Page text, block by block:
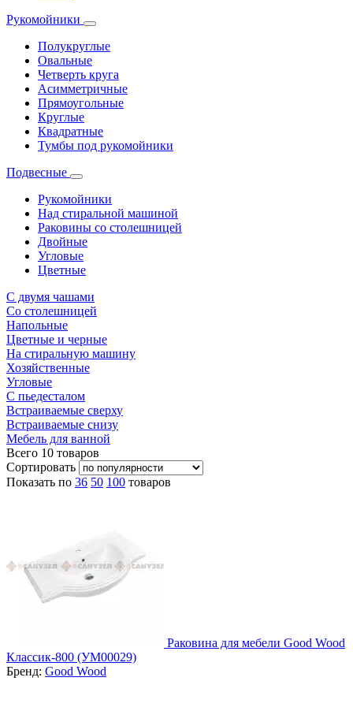
Рукомойники
Полукруглые
Овальные
Четверть круга
Асимметричные
Прямоугольные
Круглые
Квадратные
Тумбы под рукомойники
Подвесные
Рукомойники
Над стиральной машиной
Раковины со столешницей
Двойные
Угловые
Цветные
С двумя чашами
Со столешницей
Напольные
Цветные и черные
На стиральную машину
Хозяйственные
Угловые
С пьедесталом
Встраиваемые сверху
Встраиваемые снизу
Мебель для ванной
Всего 10 товаров
Сортировать
Показать по 36 50 100 товаров
Раковина для мебели Good Wood
Классик-800 (УМ00029)
Бренд: Good Wood